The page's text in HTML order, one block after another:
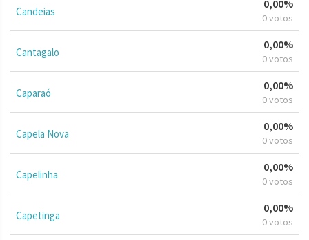
Candeias
0,00%
0 votos
Cantagalo
0,00%
0 votos
Caparaó
0,00%
0 votos
Capela Nova
0,00%
0 votos
Capelinha
0,00%
0 votos
Capetinga
0,00%
0 votos